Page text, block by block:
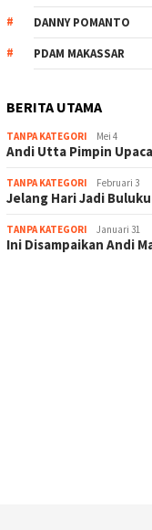
DANNY POMANTO
PDAM MAKASSAR
BERITA UTAMA
TANPA KATEGORI Mei 4
Andi Utta Pimpin
TANPA KATEGORI Februari 3
Jelang Hari Jadi
TANPA KATEGORI Januari 31
Ini Disampaikan Andi